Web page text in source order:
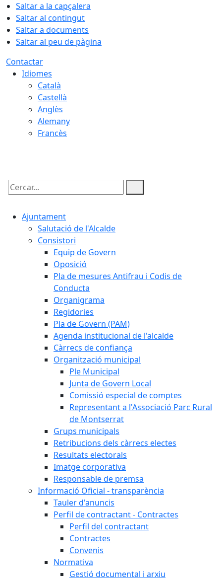
Saltar a la capçalera
Saltar al contingut
Saltar a documents
Saltar al peu de pàgina
Contactar
Idiomes
Català
Castellà
Anglès
Alemany
Francès
Cercar:
Ajuntament
Salutació de l'Alcalde
Consistori
Equip de Govern
Oposició
Pla de mesures Antifrau i Codis de
Conducta
Organigrama
Regidories
Pla de Govern (PAM)
Agenda institucional de l'alcalde
Càrrecs de confiança
Organització municipal
Ple Municipal
Junta de Govern Local
Comissió especial de comptes
Representant a l'Associació Parc Rural
de Montserrat
Grups municipals
Retribucions dels càrrecs electes
Resultats electorals
Imatge corporativa
Responsable de premsa
Informació Oficial - transparència
Tauler d'anuncis
Perfil de contractant - Contractes
Perfil del contractant
Contractes
Convenis
Normativa
Gestió documental i arxiu